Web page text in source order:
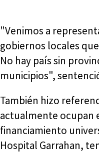
"Venimos a
gobiernos locales
No hay país sin
municipios",
También hizo
actualmente ocupan
financiamiento
Hospital Garrahan,